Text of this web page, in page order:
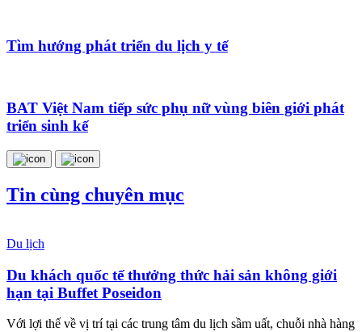
Tìm hướng phát triển du lịch y tế
BAT Việt Nam tiếp sức phụ nữ vùng biên giới phát
triển sinh kế
Tin cùng chuyên mục
Du lịch
Du khách quốc tế thưởng thức hải sản không giới
hạn tại Buffet Poseidon
Với lợi thế về vị trí tại các trung tâm du lịch sầm uất, chuỗi nhà hàng